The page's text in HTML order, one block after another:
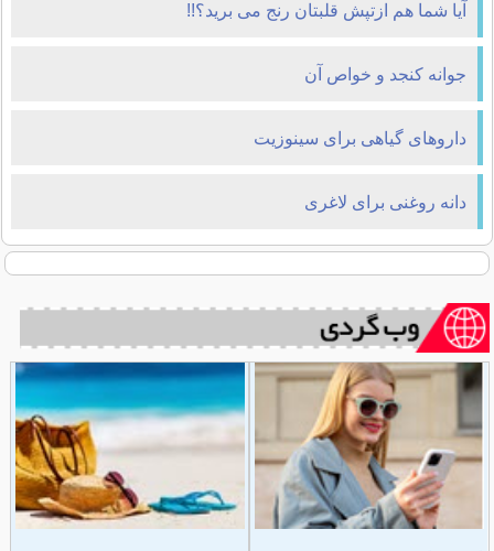
آیا شما هم ازتپش قلبتان رنج می برید؟!!
جوانه کنجد و خواص آن
داروهای گیاهی برای سینوزیت
دانه روغنی برای لاغری